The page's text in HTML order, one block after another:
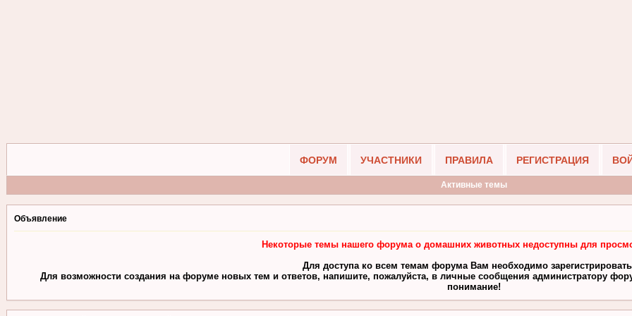
ФОРУМ УЧАСТНИКИ ПРАВИЛА РЕГИСТРАЦИЯ
Активные темы
Объявление
Некоторые темы нашего форума о домашних животных недоступны для
Для доступа ко всем темам форума Вам необходимо
Для возможности создания на форуме новых тем и ответов, напишите, пожалуйста, в личные сообщения администратору
понимание!